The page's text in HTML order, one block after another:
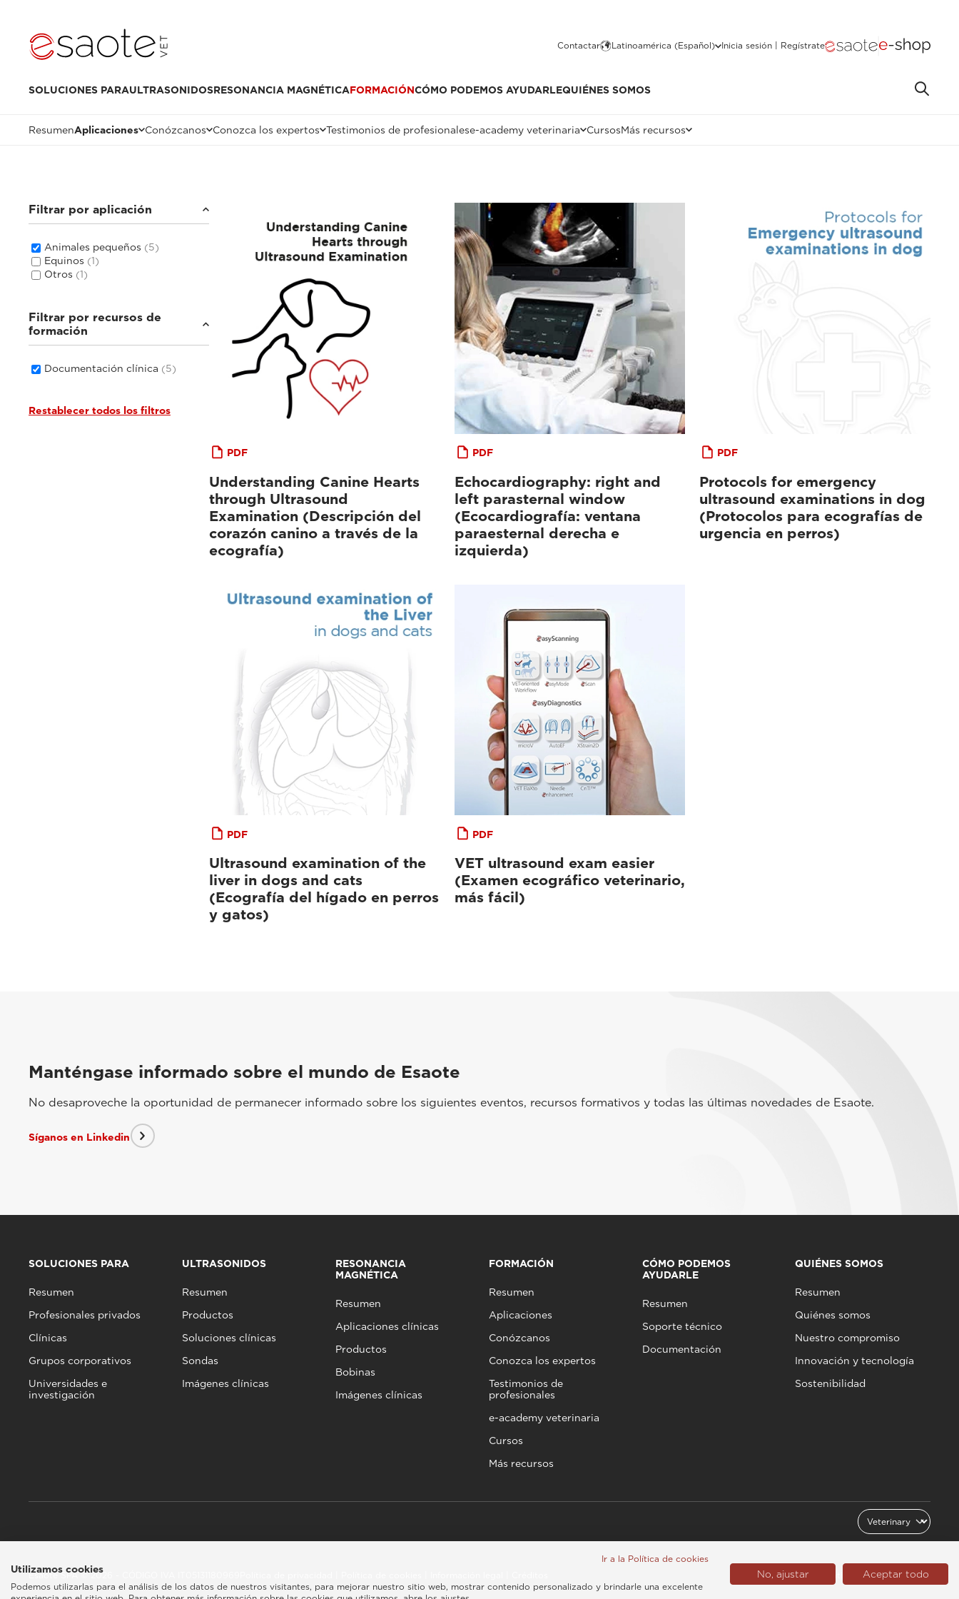
Contactar Latinoamérica (Español) Inicia sesión | Regístrate
SOLUCIONES PARAULTRASONIDOSRESONANCIA MAGNÉTICAFORMACIÓNCÓMO PODEMOS AYUDARLEQUIÉNES SOMOS
ResumenAplicaciones Conózcanos Conozca los expertos Testimonios de profesionalese-academy veterinaria CursosMás recursos
Filtrar por aplicación
Animales pequeños (5)
Equinos (1)
Otros (1)
Filtrar por recursos de
formación
Documentación clínica (5)
Restablecer todos los filtros
PDF
Understanding Canine Hearts
through Ultrasound
Examination (Descripción del
corazón canino a través de la
ecografía)
PDF
Echocardiography: right and
left parasternal window
(Ecocardiografía: ventana
paraesternal derecha e
izquierda)
PDF
Protocols for emergency
ultrasound examinations in dog
(Protocolos para ecografías de
urgencia en perros)
PDF
Ultrasound examination of the
liver in dogs and cats
(Ecografía del hígado en perros
y gatos)
PDF
VET ultrasound exam easier
(Examen ecográfico veterinario,
más fácil)
Manténgase informado sobre el mundo de Esaote
No desaproveche la oportunidad de permanecer informado sobre los siguientes eventos, recursos formativos y todas las últimas novedades de Esaote.
Síganos en Linkedin
SOLUCIONES PARA
Resumen
Profesionales privados
Clínicas
Grupos corporativos
Universidades e
investigación
ULTRASONIDOS
Resumen
Productos
Soluciones clínicas
Sondas
Imágenes clínicas
RESONANCIA
MAGNÉTICA
Resumen
Aplicaciones clínicas
Productos
Bobinas
Imágenes clínicas
FORMACIÓN
Resumen
Aplicaciones
Conózcanos
Conozca los expertos
Testimonios de
profesionales
e-academy veterinaria
Cursos
Más recursos
CÓMO PODEMOS
AYUDARLE
Resumen
Soporte técnico
Documentación
QUIÉNES SOMOS
Resumen
Quiénes somos
Nuestro compromiso
Innovación y tecnología
Sostenibilidad
Esaote SPA © 2026 - CÓDIGO IVA IT05131180969 Latinoamérica (Español)
Ir a la Política de cookies
Utilizamos cookies
Podemos utilizarlas para el análisis de los datos de nuestros visitantes, para mejorar nuestro sitio web, mostrar contenido personalizado y brindarle una excelente
No, ajustar Aceptar todo